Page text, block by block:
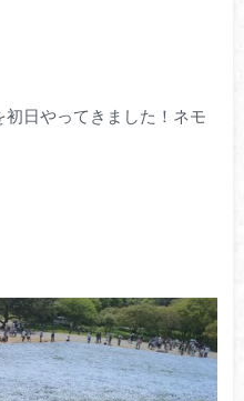
日やってきました！ネモ